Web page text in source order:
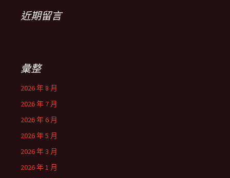
近期留言
彙整
2026 年 8 月
2026 年 7 月
2026 年 6 月
2026 年 5 月
2026 年 3 月
2026 年 1 月